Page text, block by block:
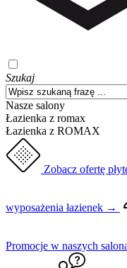
Szukaj
Nasze salony
Łazienka z romax
Łazienka z ROMAX
Zobacz ofertę
wyposażenia łazienek →
Promocje w naszych